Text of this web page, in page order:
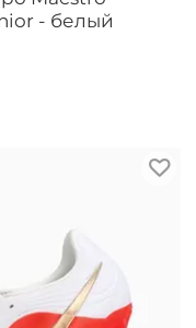
- белый